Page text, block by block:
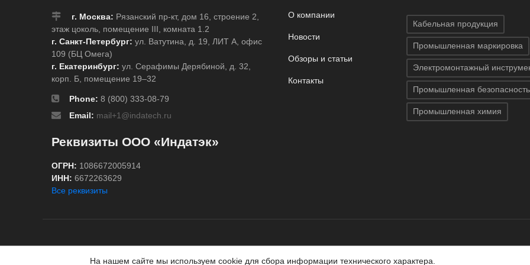
г. Москва: Рязанский пр-кт, дом 16, строение 2,
этаж цоколь, помещение III, комната 1.2
г. Санкт-Петербург: ул. Ватутина, д. 19, ЛИТ А, офис
109 (БЦ Омега)
г. Екатеринбург: ул. Серафимы Дерябиной, д. 32,
корп. Б, помещение 19–32
Phone: 8 (800) 333-08-79
Email: mail+1@indatech.ru
Реквизиты ООО «Индатэк»
ОГРН: 1086672005914
ИНН: 6672263629
Все реквизиты
О компании
Новости
Обзоры и статьи
Контакты
Кабельная продукция
Промышленная маркировка
Электромонтажный
Промышленная безопасность
Промышленная химия
Все права защищены © 2020ГК «Индатэк»Все права защищены.Использование материалов с сайта запрещено.
Данный сайт не является публичной офертой, определяемой положениями статей 437 (2) ГК РФ.
На нашем сайте мы используем cookie для сбора информации технического характера.